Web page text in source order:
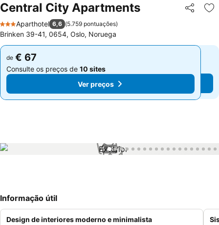
Central City Apartments Partilhar
3 Estrelas
Aparthotel 6,6 (5.759 pontuações)
Brinken 39-41, 0654, Oslo, Noruega
de € 67
Consulte os preços de 10 sites
Ver preços
de € 67
Consulte os preços de 10 sites
Ver preços
1 / 47
Informação útil
Design de interiores moderno e minimalista